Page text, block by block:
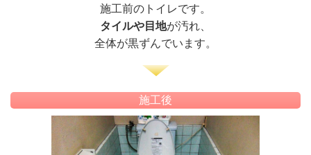
施工前のトイレです。
タイルや目地が汚れ、
全体が黒ずんでいます。
施工後